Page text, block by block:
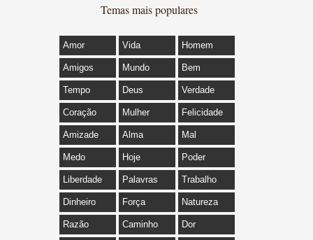
Temas mais populares
Amor Vida Homem
Amigos Mundo Bem
Tempo Deus Verdade
Coração Mulher Felicidade
Amizade Alma Mal
Medo Hoje Poder
Liberdade Palavras Trabalho
Dinheiro Força Natureza
Razão Caminho Dor